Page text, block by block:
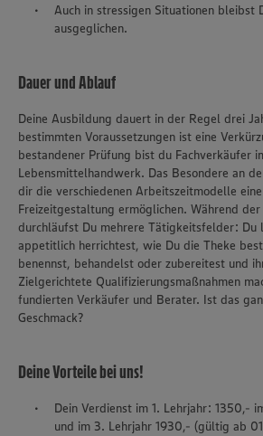
Auch in stressigen Situationen bleibst
ausgeglichen.
Dauer und Ablauf
Deine Ausbildung dauert in der Regel drei
bestimmten Voraussetzungen ist eine
bestandener Prüfung bist du Fachverkäufer
Lebensmittelhandwerk. Das Besondere an
dir die verschiedenen Arbeitszeitmodelle
Freizeitgestaltung ermöglichen. Während
durchläufst Du mehrere Tätigkeitsfelder: Du
appetitlich herrichtest, wie Du die Theke
benennst, behandelst oder zubereitest und
Zielgerichtete Qualifizierungsmaßnahmen
fundierten Verkäufer und Berater. Ist das
Geschmack?
Deine Vorteile bei uns!
Dein Verdienst im 1. Lehrjahr: 1350,-
und im 3. Lehrjahr 1930,- (gültig ab